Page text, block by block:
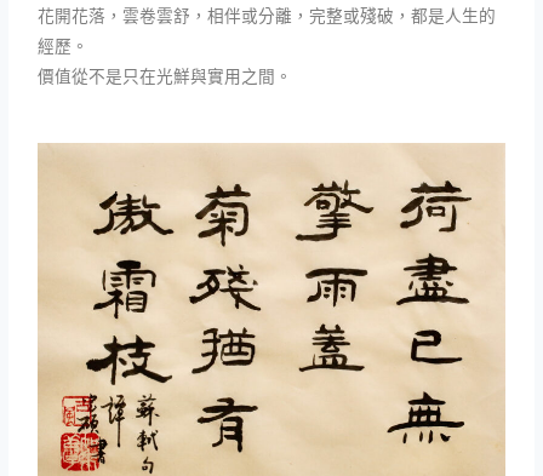
花開花落，雲卷雲舒，相伴或分離，完整或殘破，都是人生的
經歷。
價值從不是只在光鮮與實用之間。